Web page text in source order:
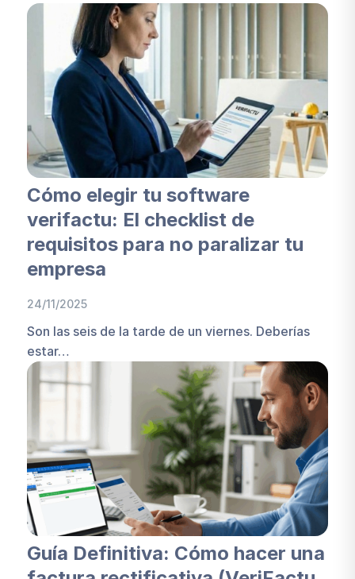
Cómo elegir tu software
verifactu: El checklist de
requisitos para no paralizar tu
empresa
24/11/2025
Son las seis de la tarde de un viernes. Deberías
estar…
Guía Definitiva: Cómo hacer una